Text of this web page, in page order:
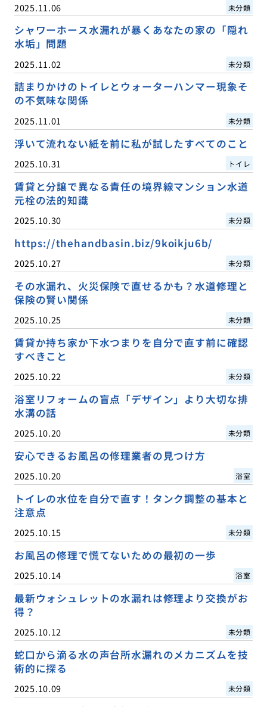
2025.11.06 未分類
シャワーホース水漏れが暴くあなたの家の「隠れ
水垢」問題
2025.11.02 未分類
詰まりかけのトイレとウォーターハンマー現象そ
の不気味な関係
2025.11.01 未分類
浮いて流れない紙を前に私が試したすべてのこと
2025.10.31 トイレ
賃貸と分譲で異なる責任の境界線マンション水道
元栓の法的知識
2025.10.30 未分類
https://thehandbasin.biz/9koikju6b/
2025.10.27 未分類
その水漏れ、火災保険で直せるかも？水道修理と
保険の賢い関係
2025.10.25 未分類
賃貸か持ち家か下水つまりを自分で直す前に確認
すべきこと
2025.10.22 未分類
浴室リフォームの盲点「デザイン」より大切な排
水溝の話
2025.10.20 未分類
安心できるお風呂の修理業者の見つけ方
2025.10.20 浴室
トイレの水位を自分で直す！タンク調整の基本と
注意点
2025.10.15 未分類
お風呂の修理で慌てないための最初の一歩
2025.10.14 浴室
最新ウォシュレットの水漏れは修理より交換がお
得？
2025.10.12 未分類
蛇口から滴る水の声台所水漏れのメカニズムを技
術的に探る
2025.10.09 未分類